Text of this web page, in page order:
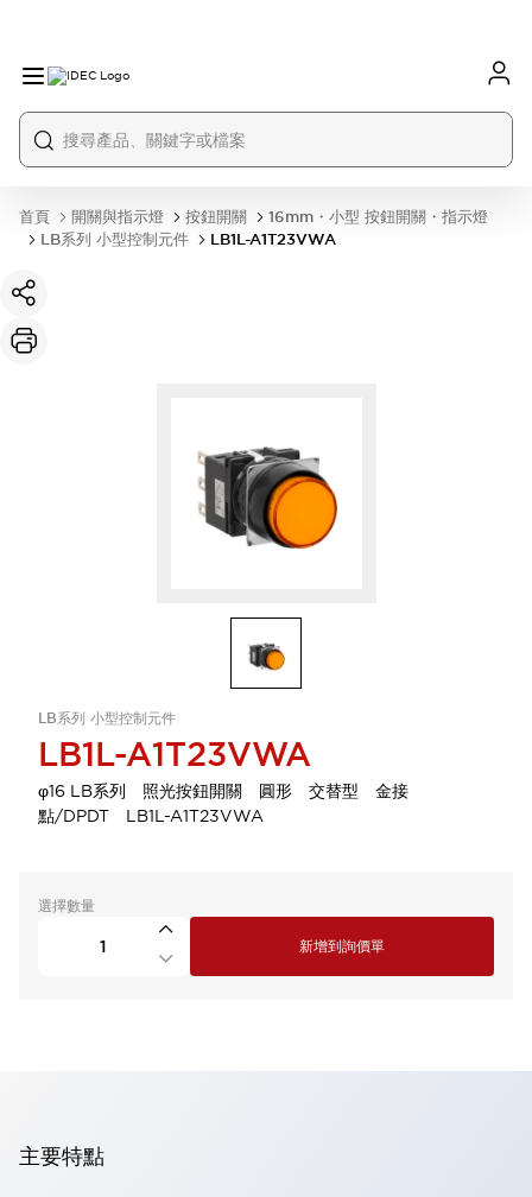
首頁 開關與指示燈 按鈕開關
16mm・小型 按鈕開關・指示燈
LB系列 小型控制元件
LB1L-A1T23VWA
LB系列 小型控制元件
LB1L-A1T23VWA
φ16 LB系列 照光按鈕開關 圓形 交替型 金接
點/DPDT LB1L-A1T23VWA
選擇數量
新增到詢價單
主要特點